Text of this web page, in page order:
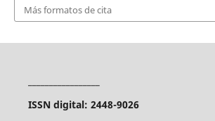
Más formatos de cita
ISSN digital: 2448-9026